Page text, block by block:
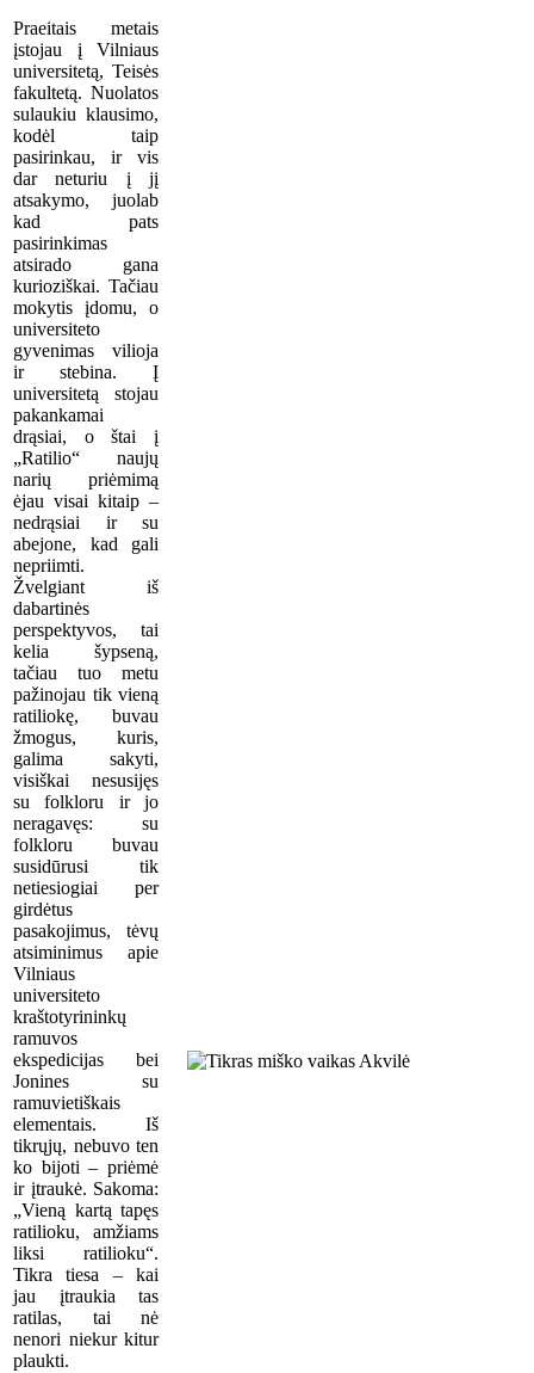
Praeitais metais
įstojau į Vilniaus
universitetą, Teisės
fakultetą. Nuolatos
sulaukiu klausimo,
kodėl taip
pasirinkau, ir vis
dar neturiu į jį
atsakymo, juolab
kad pats
pasirinkimas
atsirado gana
kurioziškai. Tačiau
mokytis įdomu, o
universiteto
gyvenimas vilioja
ir stebina. Į
universitetą stojau
pakankamai
drąsiai, o štai į
„Ratilio“ naujų
narių priėmimą
ėjau visai kitaip –
nedrąsiai ir su
abejone, kad gali
nepriimti.
Žvelgiant iš
dabartinės
perspektyvos, tai
kelia šypseną,
tačiau tuo metu
pažinojau tik vieną
ratiliokę, buvau
žmogus, kuris,
galima sakyti,
visiškai nesusijęs
su folkloru ir jo
neragavęs: su
folkloru buvau
susidūrusi tik
netiesiogiai per
girdėtus
pasakojimus, tėvų
atsiminimus apie
Vilniaus
universiteto
kraštotyrininkų
ramuvos
ekspedicijas bei
Jonines su
ramuvietiškais
elementais. Iš
tikrųjų, nebuvo ten
ko bijoti – priėmė
ir įtraukė. Sakoma:
„Vieną kartą tapęs
ratilioku, amžiams
liksi ratilioku“.
Tikra tiesa – kai
jau įtraukia tas
ratilas, tai nė
nenori niekur kitur
plaukti.